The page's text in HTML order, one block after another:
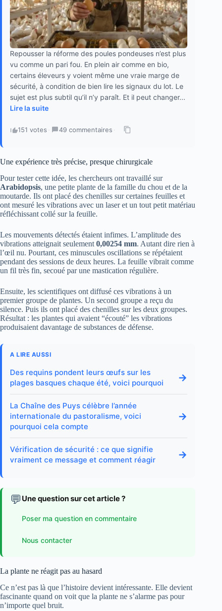
Repousser la réforme des poules pondeuses n’est plus
vu comme un pari fou. En plein air comme en bio,
certains éleveurs y voient même une vraie marge de
sécurité, à condition de bien lire les signaux du lot. Le
sujet est plus subtil qu’il n’y paraît. Et il peut changer...
Lire la suite
151 votes · 49 commentaires ·
Une expérience très précise, presque chirurgicale
Pour tester cette idée, les chercheurs ont travaillé sur
Arabidopsis, une petite plante de la famille du chou et de la
moutarde. Ils ont placé des chenilles sur certaines feuilles et
ont mesuré les vibrations avec un laser et un tout petit matériau
réfléchissant collé sur la feuille.
Les mouvements détectés étaient infimes. L’amplitude des
vibrations atteignait seulement 0,00254 mm. Autant dire rien à
l’œil nu. Pourtant, ces minuscules oscillations se répétaient
pendant des sessions de deux heures. La feuille vibrait comme
un fil très fin, secoué par une mastication régulière.
Ensuite, les scientifiques ont diffusé ces vibrations à un
premier groupe de plantes. Un second groupe a reçu du
silence. Puis ils ont placé des chenilles sur les deux groupes.
Résultat : les plantes qui avaient “écouté” les vibrations
produisaient davantage de substances de défense.
A LIRE AUSSI
Des requins pondent leurs œufs sur les
plages basques chaque été, voici pourquoi
→
La Chaîne des Puys célèbre l’année
internationale du pastoralisme, voici
pourquoi cela compte
→
Vérification de sécurité : ce que signifie
vraiment ce message et comment réagir
→
💬 Une question sur cet article ?
Poser ma question en commentaire
Nous contacter
La plante ne réagit pas au hasard
Ce n’est pas là que l’histoire devient intéressante. Elle devient
fascinante quand on voit que la plante ne s’alarme pas pour
n’importe quel bruit.